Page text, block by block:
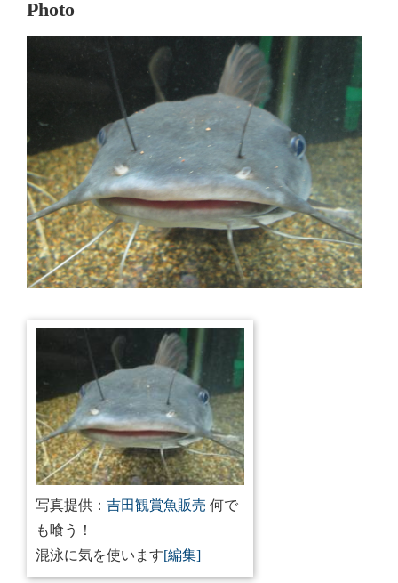
Photo
写真提供： 吉田観賞魚販売 何で
も喰う！
混泳に気を使います[編集]